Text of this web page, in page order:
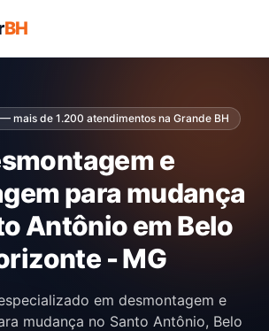
BH
mais de 1.200 atendimentos na Grande BH
e
para mudança
Antônio em Belo
- MG
em desmontagem e
mudança no Santo Antônio, Belo